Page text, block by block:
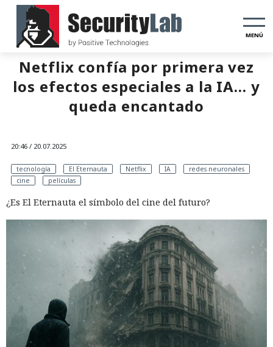
MENÚ
Netflix confía por primera vez
los efectos especiales a la IA... y
queda encantado
20:46 / 20.07.2025
tecnología El Eternauta Netflix IA
redes neuronales
cine
películas
¿Es El Eternauta el símbolo del cine del futuro?